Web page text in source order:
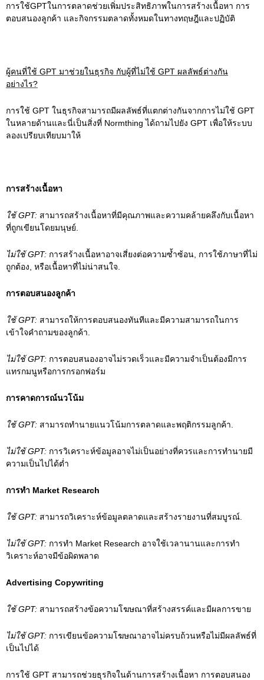
การใช้GPTในการตลาดช่วยเพิ่มประสิทธิภาพในการสร้างเนื้อหา การ
ตอบสนองลูกค้า และกิจกรรมตลาดทั้งหมดในทางทฤษฎีและปฏิบัติ
ผู้คนที่ใช้ GPT มาช่วยในธุรกิจ กับผู้ที่ไม่ใช้ GPT ผลลัพธ์ต่างกัน
อย่างไร?
การใช้ GPT ในธุรกิจสามารถมีผลลัพธ์ที่แตกต่างกันจากการไม่ใช้ GPT
ในหลายด้านและนี่เป็นสิ่งที่ Normthing ได้ถามไปยัง GPT เพื่อให้ระบบ
ลองเปรียบเทียบมาให้
การสร้างเนื้อหา
ใช้ GPT: สามารถสร้างเนื้อหาที่มีคุณภาพและความคล้ายคลึงกับเนื้อหา
ที่ถูกเขียนโดยมนุษย์.
ไม่ใช้ GPT: การสร้างเนื้อหาอาจเสี่ยงต่อความซ้ำซ้อน, การใช้ภาษาที่ไม่
ถูกต้อง, หรือเนื้อหาที่ไม่น่าสนใจ.
การตอบสนองลูกค้า
ใช้ GPT: สามารถให้การตอบสนองทันทีและมีความสามารถในการ
เข้าใจคำถามของลูกค้า.
ไม่ใช้ GPT: การตอบสนองอาจไม่รวดเร็วและมีความจำเป็นต้องมีการ
แทรกมนูหรือการกรอกฟอร์ม
การคาดการณ์นวโน้ม
ใช้ GPT: สามารถทำนายแนวโน้มการตลาดและพฤติกรรมลูกค้า.
ไม่ใช้ GPT: การวิเคราะห์ข้อมูลอาจไม่เป็นอย่างที่ควรและการทำนายมี
ความเป็นไปได้ต่ำ
การทำ Market Research
ใช้ GPT: สามารถวิเคราะห์ข้อมูลตลาดและสร้างรายงานที่สมบูรณ์.
ไม่ใช้ GPT: การทำ Market Research อาจใช้เวลานานและการทำ
วิเคราะห์อาจมีข้อผิดพลาด
Advertising Copywriting
ใช้ GPT: สามารถสร้างข้อความโฆษณาที่สร้างสรรค์และมีผลการขาย
ไม่ใช้ GPT: การเขียนข้อความโฆษณาอาจไม่ครบถ้วนหรือไม่มีผลลัพธ์ที่
เป็นไปได้
การใช้ GPT สามารถช่วยธุรกิจในด้านการสร้างเนื้อหา การตอบสนอง